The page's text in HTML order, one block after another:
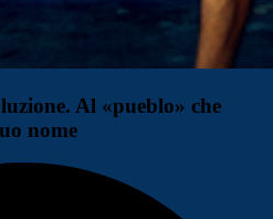
Al «pueblo» che
nome